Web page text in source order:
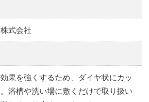
式会社
果を強くするため、ダイヤ状にカッ
浴槽や洗い場に敷くだけで取り扱い